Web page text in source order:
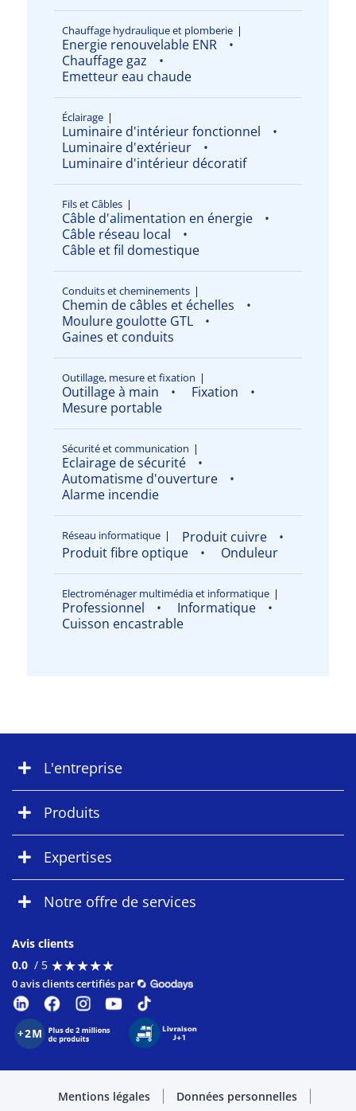
Chauffage hydraulique et plomberie |
Energie renouvelable ENR
Chauffage gaz
Emetteur eau chaude
Éclairage |
Luminaire d'intérieur fonctionnel
Luminaire d'extérieur
Luminaire d'intérieur décoratif
Fils et Câbles |
Câble d'alimentation en énergie
Câble réseau local
Câble et fil domestique
Conduits et cheminements |
Chemin de câbles et échelles
Moulure goulotte GTL
Gaines et conduits
Outillage, mesure et fixation |
Outillage à main
Fixation
Mesure portable
Sécurité et communication |
Eclairage de sécurité
Automatisme d'ouverture
Alarme incendie
Réseau informatique |
Produit cuivre
Produit fibre optique
Onduleur
Electroménager multimédia et informatique |
Professionnel
Informatique
Cuisson encastrable
L'entreprise
Produits
Expertises
Notre offre de services
Avis clients
0.0 / 5 ★★★★★
★★★★★
0 avis clients certifiés par
Mentions légales Données personnelles